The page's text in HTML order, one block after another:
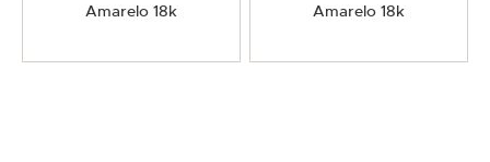
Amarelo 18k
Amarelo 18k